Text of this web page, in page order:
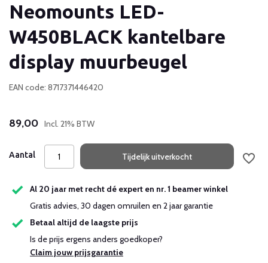
Neomounts LED-
W450BLACK kantelbare
display muurbeugel
EAN code: 8717371446420
89,00 Incl. 21% BTW
Aantal Tijdelijk uitverkocht
Al 20 jaar met recht dé expert en nr. 1 beamer winkel
Gratis advies, 30 dagen omruilen en 2 jaar garantie
Betaal altijd de laagste prijs
Is de prijs ergens anders goedkoper?
Claim jouw prijsgarantie